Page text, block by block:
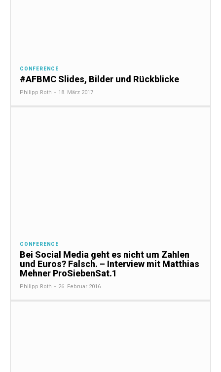
CONFERENCE
#AFBMC Slides, Bilder und Rückblicke
Philipp Roth - 18. März 2017
CONFERENCE
Bei Social Media geht es nicht um Zahlen
und Euros? Falsch. – Interview mit Matthias
Mehner ProSiebenSat.1
Philipp Roth - 26. Februar 2016